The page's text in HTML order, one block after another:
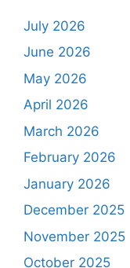
July 2026
June 2026
May 2026
April 2026
March 2026
February 2026
January 2026
December 2025
November 2025
October 2025